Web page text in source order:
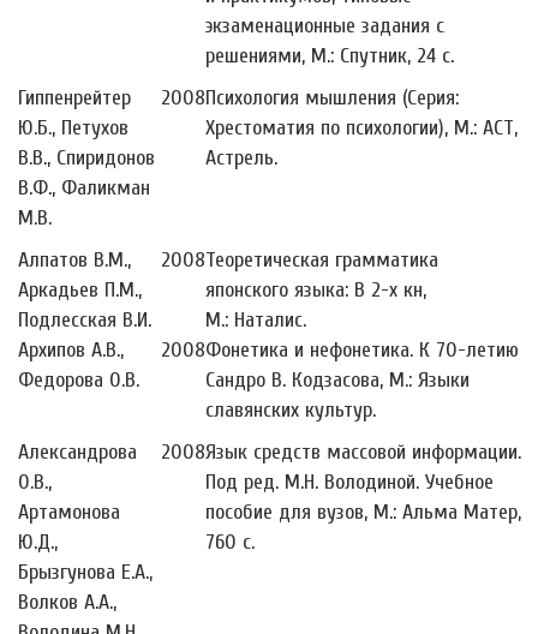
экзаменационные задания с
решениями, М.: Спутник, 24 с.
Гиппенрейтер
Ю.Б., Петухов
В.В., Спиридонов
В.Ф., Фаликман
М.В.
2008Психология мышления (Серия:
Хрестоматия по психологии), М.: АСТ,
Астрель.
Алпатов В.М.,
Аркадьев П.М.,
Подлесская В.И.
2008Теоретическая грамматика
японского языка: В 2-х кн,
М.: Наталис.
Архипов А.В.,
Федорова О.В.
2008Фонетика и нефонетика. К 70-летию
Сандро В. Кодзасова, М.: Языки
славянских культур.
Александрова
О.В.,
Артамонова
Ю.Д.,
Брызгунова Е.А.,
Волков А.А.,
2008Язык средств массовой информации.
Под ред. М.Н. Володиной. Учебное
пособие для вузов, М.: Альма Матер,
760 с.